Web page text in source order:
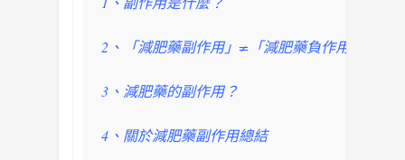
2、「減肥藥副作用」≠「減肥藥負作用」
3、減肥藥的副作用？
4、關於減肥藥副作用總結